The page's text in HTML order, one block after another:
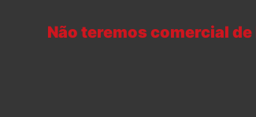
Não teremos comercial